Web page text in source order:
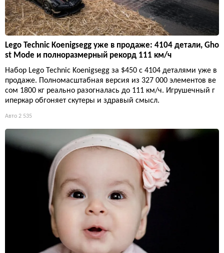
Lego Technic Koenigsegg уже в продаже: 4104 детали, Gho
st Mode и полноразмерный рекорд 111 км/ч
Набор Lego Technic Koenigsegg за $450 с 4104 деталями уже в
продаже. Полномасштабная версия из 327 000 элементов ве
сом 1800 кг реально разогналась до 111 км/ч. Игрушечный г
иперкар обгоняет скутеры и здравый смысл.
Авто 2 535